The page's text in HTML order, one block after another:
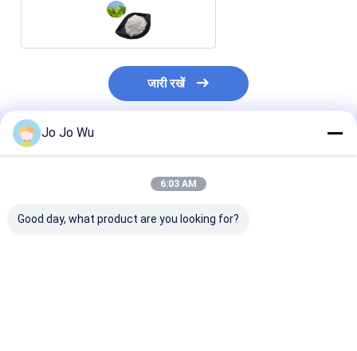
जारी रखें
अनुशंसित उत्पाद
Jo Jo Wu
6:03 AM
Good day, what product are you looking for?